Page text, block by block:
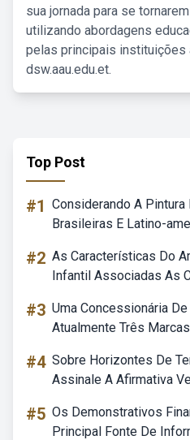
sua jornada para se
utilizando abordagens
pelas principais instituições
dsw.aau.edu.et.
Top Post
#1 Considerando A
Brasileiras E Latino-
#2 As Características Do
Infantil Associadas As
#3 Uma Concessionária
Atualmente Três
#4 Sobre Horizontes De
Assinale A Afirmativa
#5 Os Demonstrativos
Principal Fonte De